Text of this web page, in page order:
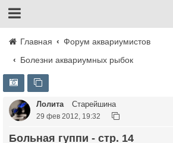
Главная
Форум аквариумистов
Болезни аквариумных рыбок
Лолита Старейшина
29 фев 2012, 19:32
Больная гуппи - стр. 14